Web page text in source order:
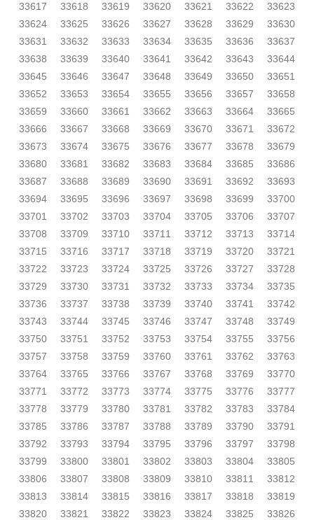
33617 33618 33619 33620 33621 33622
33623
33624
33625 33626 33627 33628 33629
33630
33631
33632 33633 33634 33635 33636
33637
33638
33639 33640 33641 33642 33643
33644
33645
33646 33647 33648 33649 33650
33651
33652
33653 33654 33655 33656 33657
33658
33659
33660 33661 33662 33663 33664
33665
33666
33667 33668 33669 33670 33671
33672
33673
33674 33675 33676 33677 33678
33679
33680
33681 33682 33683 33684 33685
33686
33687
33688 33689 33690 33691 33692
33693
33694
33695 33696 33697 33698 33699
33700
33701
33702 33703 33704 33705 33706
33707
33708
33709 33710 33711 33712 33713
33714
33715
33716 33717 33718 33719 33720
33721
33722
33723 33724 33725 33726 33727
33728
33729
33730 33731 33732 33733 33734
33735
33736
33737 33738 33739 33740 33741
33742
33743
33744 33745 33746 33747 33748
33749
33750
33751 33752 33753 33754 33755
33756
33757
33758 33759 33760 33761 33762
33763
33764
33765 33766 33767 33768 33769
33770
33771
33772 33773 33774 33775 33776
33777
33778
33779 33780 33781 33782 33783
33784
33785
33786 33787 33788 33789 33790
33791
33792
33793 33794 33795 33796 33797
33798
33799
33800 33801 33802 33803 33804
33805
33806
33807 33808 33809 33810 33811
33812
33813
33814 33815 33816 33817 33818
33819
33820
33821 33822 33823 33824 33825
33826